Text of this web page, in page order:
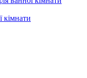
кімнати